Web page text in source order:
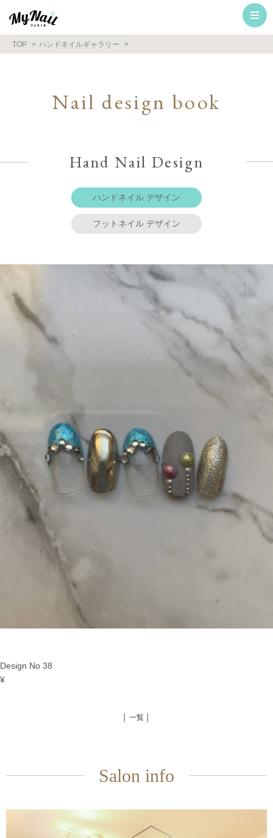
TOP ハンドネイルギャラリー
Nail design book
Hand Nail Design
ハンドネイル デザイン
フットネイル デザイン
Design No 38
¥
│ 一覧 │
Salon info